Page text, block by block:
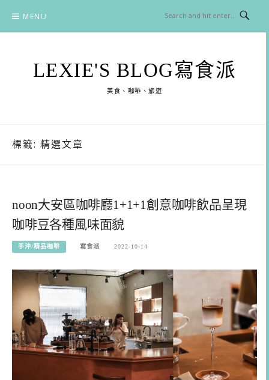
content
MENU
LEXIE'S BLOG寫食派
美食、咖啡、旅遊
標籤: 精選文章
noon大安區咖啡廳1+1+1創意咖啡飲品呈現
咖啡豆各種風味面貌
手沖/精品咖啡 寫食派 2022-10-14